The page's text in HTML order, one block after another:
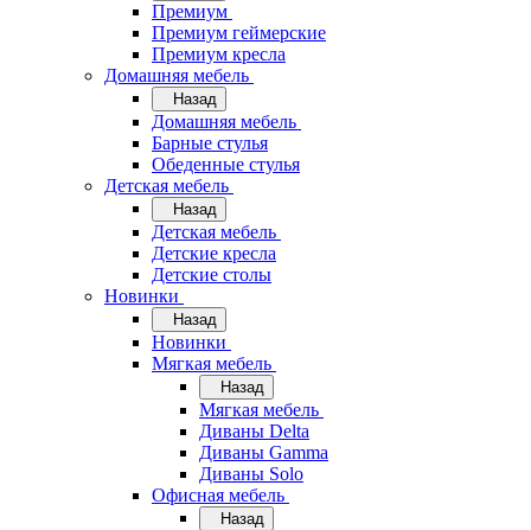
Премиум
Премиум геймерские
Премиум кресла
Домашняя мебель
Назад
Домашняя мебель
Барные стулья
Обеденные стулья
Детская мебель
Назад
Детская мебель
Детские кресла
Детские столы
Новинки
Назад
Новинки
Мягкая мебель
Назад
Мягкая мебель
Диваны Delta
Диваны Gamma
Диваны Solo
Офисная мебель
Назад